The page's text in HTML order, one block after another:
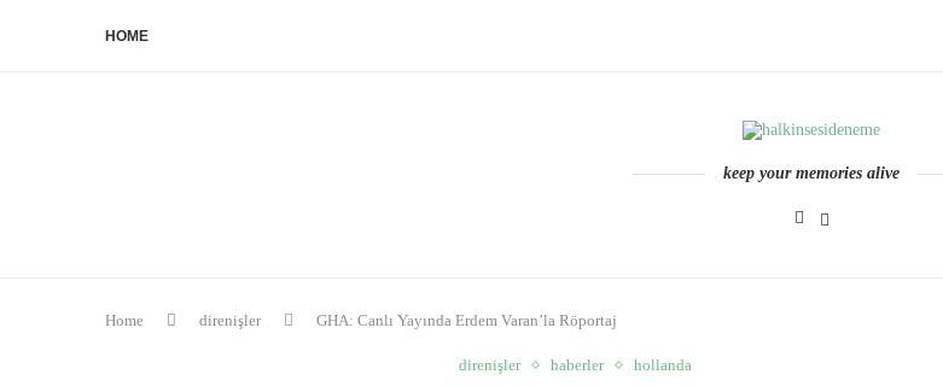
HOME
keep your memories alive
Home direnişler GHA: Canlı Yayında Erdem Varan’la Röportaj
direnişler haberler hollanda